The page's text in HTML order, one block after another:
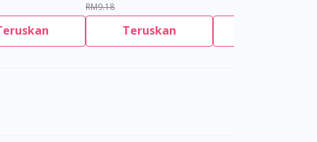
RM9.18
Teruskan